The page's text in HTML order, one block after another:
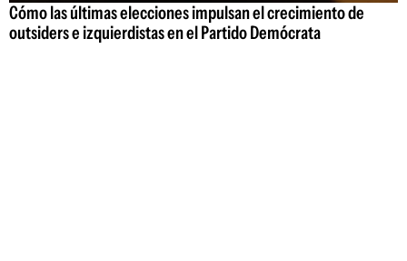
Cómo las últimas elecciones impulsan el crecimiento de
outsiders e izquierdistas en el Partido Demócrata